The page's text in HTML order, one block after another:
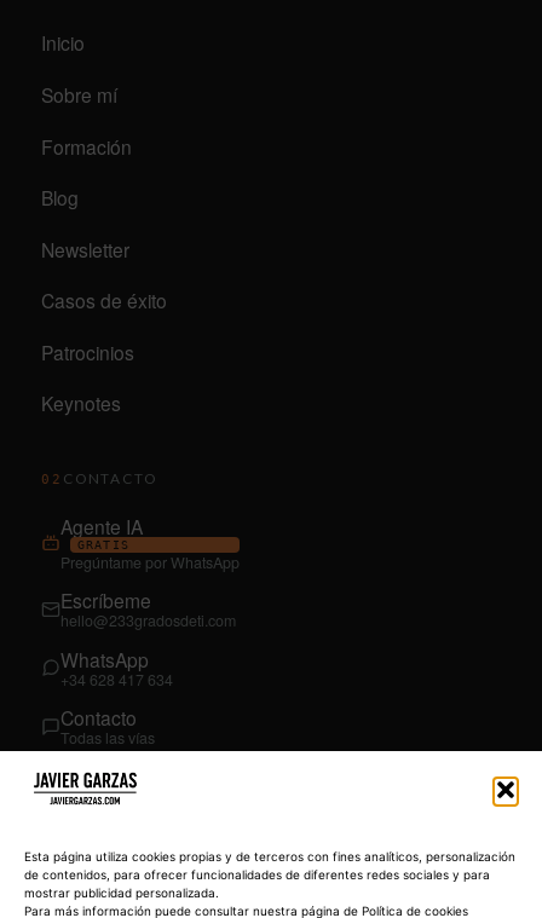
Esta página utiliza cookies propias y de terceros con fines analíticos, personalización
de contenidos, para ofrecer funcionalidades de diferentes redes sociales y para
mostrar publicidad personalizada.
Para más información puede consultar nuestra página de Política de cookies
Inicio
Sobre mí
Formación
Blog
Newsletter
Casos de éxito
Patrocinios
Keynotes
02 CONTACTO
Agente IA
GRATIS
Pregúntame por WhatsApp
Escríbeme
hello@233gradosdeti.com
WhatsApp
+34 628 417 634
Contacto
Todas las vías
03SÍGUEME
YouTube
@JavierGarzas
LinkedIn